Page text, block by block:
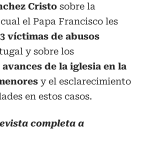
Cristo sobre la
el Papa Francisco les
víctimas de abusos
y sobre los
de la iglesia en la
y el esclarecimiento
en estos casos.
completa a